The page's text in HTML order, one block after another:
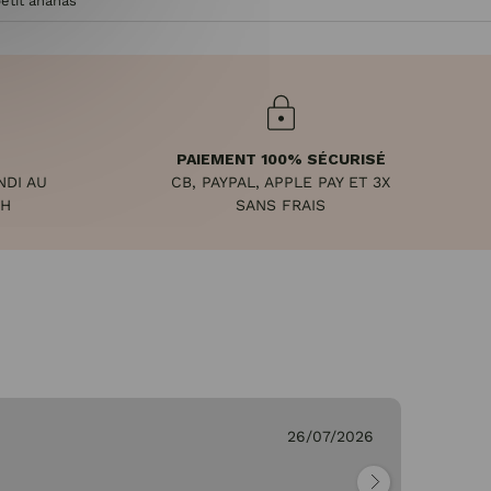
AU
PAIEMENT 100% SÉCURISÉ
CB, PAYPAL, APPLE PAY ET 3X
SANS FRAIS
26/07/2026